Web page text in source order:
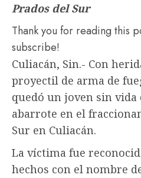
Prados del Sur
Thank you for reading this
subscribe!
Culiacán, Sin.- Con
proyectil de arma de
quedó un joven sin
abarrote en el
Sur en Culiacán.
La víctima fue
hechos con el nombre